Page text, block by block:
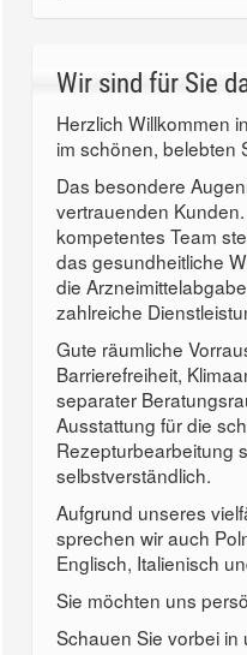
Wir sind für Sie
Herzlich Willkommen
im schönen, belebten
Das besondere
vertrauenden
kompetentes Team
das gesundheitliche
die
zahlreiche
Gute räumliche
Barrierefreiheit,
separater
Ausstattung für die
Rezepturbearbeitung
selbstverständlich.
Aufgrund unseres
sprechen wir auch
Englisch, Italienisch
Sie möchten uns
Schauen Sie vorbei